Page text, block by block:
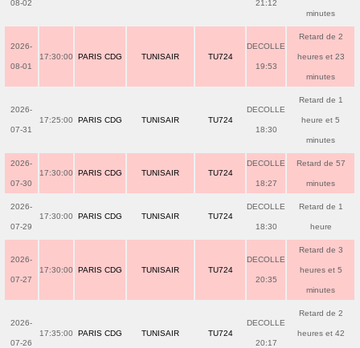
08-02 21:12
minutes
2026-
08-01
17:30:00 PARIS CDG TUNISAIR TU724
DECOLLE
19:53
Retard de 2
heures et 23
minutes
2026-
07-31
17:25:00 PARIS CDG TUNISAIR TU724
DECOLLE
18:30
Retard de 1
heure et 5
minutes
2026-
07-30
17:30:00 PARIS CDG TUNISAIR TU724
DECOLLE
18:27
Retard de 57
minutes
2026-
07-29
17:30:00 PARIS CDG TUNISAIR TU724
DECOLLE
18:30
Retard de 1
heure
2026-
07-27
17:30:00 PARIS CDG TUNISAIR TU724
DECOLLE
20:35
Retard de 3
heures et 5
minutes
2026-
07-26
17:35:00 PARIS CDG TUNISAIR TU724
DECOLLE
20:17
Retard de 2
heures et 42